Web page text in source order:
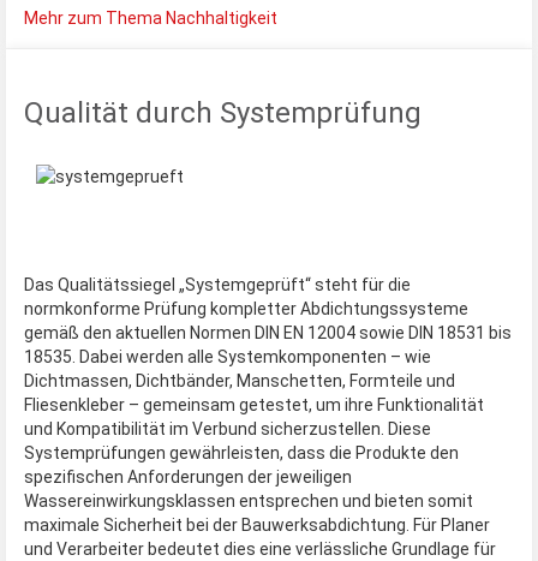
Mehr zum Thema Nachhaltigkeit
Qualität durch Systemprüfung
Das Qualitätssiegel „Systemgeprüft“ steht für die
normkonforme Prüfung kompletter Abdichtungssysteme
gemäß den aktuellen Normen DIN EN 12004 sowie DIN 18531 bis
18535. Dabei werden alle Systemkomponenten – wie
Dichtmassen, Dichtbänder, Manschetten, Formteile und
Fliesenkleber – gemeinsam getestet, um ihre Funktionalität
und Kompatibilität im Verbund sicherzustellen. Diese
Systemprüfungen gewährleisten, dass die Produkte den
spezifischen Anforderungen der jeweiligen
Wassereinwirkungsklassen entsprechen und bieten somit
maximale Sicherheit bei der Bauwerksabdichtung. Für Planer
und Verarbeiter bedeutet dies eine verlässliche Grundlage für